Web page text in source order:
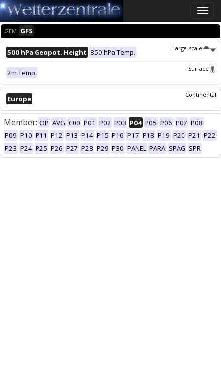
Toggle
GEM GFS
Large-scale
500 hPa Geopot. Height 850 hPa Temp.
Surface
2m Temp.
Continental
Europe
Member: OP AVG C00 P01 P02 P03 P04 P05 P06 P07 P08
P09 P10 P11 P12 P13 P14 P15 P16 P17 P18 P19 P20 P21 P22
P23 P24 P25 P26 P27 P28 P29 P30 PANEL PARA SPAG SPR